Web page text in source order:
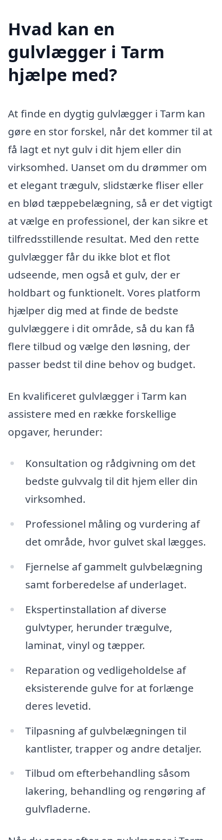
Hvad kan en
gulvlægger i Tarm
hjælpe med?
At finde en dygtig gulvlægger i Tarm kan
gøre en stor forskel, når det kommer til at
få lagt et nyt gulv i dit hjem eller din
virksomhed. Uanset om du drømmer om
et elegant trægulv, slidstærke fliser eller
en blød tæppebelægning, så er det vigtigt
at vælge en professionel, der kan sikre et
tilfredsstillende resultat. Med den rette
gulvlægger får du ikke blot et flot
udseende, men også et gulv, der er
holdbart og funktionelt. Vores platform
hjælper dig med at finde de bedste
gulvlæggere i dit område, så du kan få
flere tilbud og vælge den løsning, der
passer bedst til dine behov og budget.
En kvalificeret gulvlægger i Tarm kan
assistere med en række forskellige
opgaver, herunder:
Konsultation og rådgivning om det
bedste gulvvalg til dit hjem eller din
virksomhed.
Professionel måling og vurdering af
det område, hvor gulvet skal lægges.
Fjernelse af gammelt gulvbelægning
samt forberedelse af underlaget.
Ekspertinstallation af diverse
gulvtyper, herunder trægulve,
laminat, vinyl og tæpper.
Reparation og vedligeholdelse af
eksisterende gulve for at forlænge
deres levetid.
Tilpasning af gulvbelægningen til
kantlister, trapper og andre detaljer.
Tilbud om efterbehandling såsom
lakering, behandling og rengøring af
gulvfladerne.